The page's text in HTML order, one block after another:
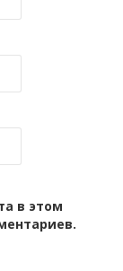
в этом